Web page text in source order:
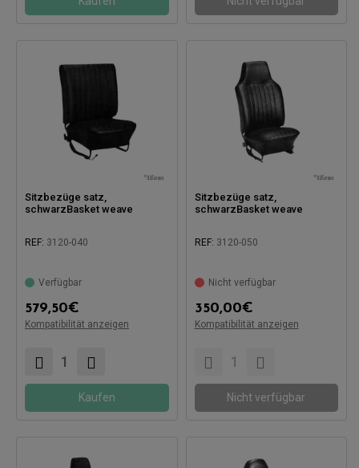
Sitzbezüge satz,
schwarzBasket weave
REF: 3120-040
Verfügbar
579,50€
Kompatibilität anzeigen
Kaufen
Sitzbezüge satz,
schwarzBasket weave
REF: 3120-050
Nicht verfügbar
350,00€
Kompatibilität anzeigen
Nicht verfügbar